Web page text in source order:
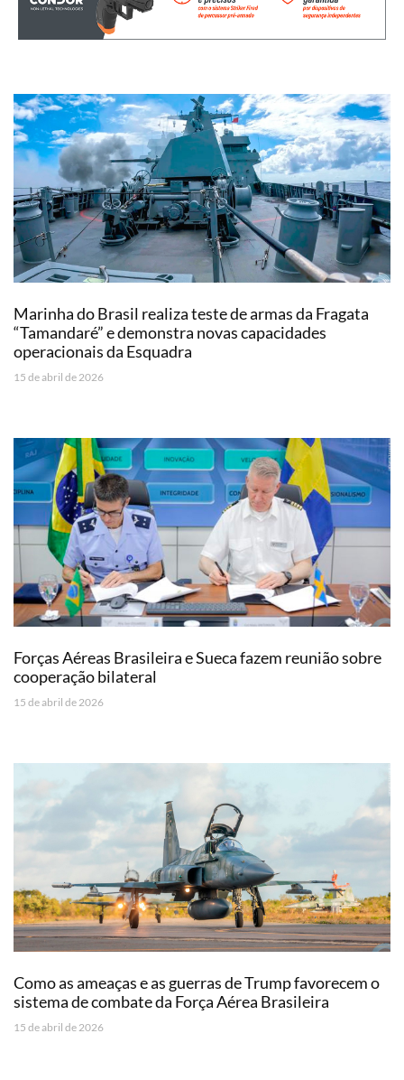
Marinha do Brasil realiza teste de armas da Fragata
“Tamandaré” e demonstra novas capacidades
operacionais da Esquadra
15 de abril de 2026
Forças Aéreas Brasileira e Sueca fazem reunião sobre
cooperação bilateral
15 de abril de 2026
Como as ameaças e as guerras de Trump favorecem o
sistema de combate da Força Aérea Brasileira
15 de abril de 2026